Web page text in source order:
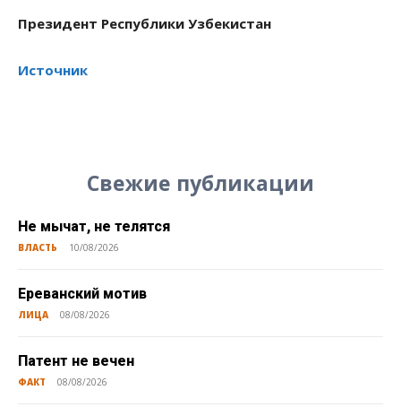
Президент Республики Узбекистан
Источник
Свежие публикации
Не мычат, не телятся
ВЛАСТЬ 10/08/2026
Ереванский мотив
ЛИЦА 08/08/2026
Патент не вечен
ФАКТ 08/08/2026